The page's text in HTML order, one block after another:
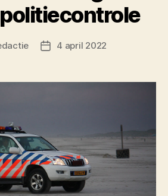
Post4 april 2022